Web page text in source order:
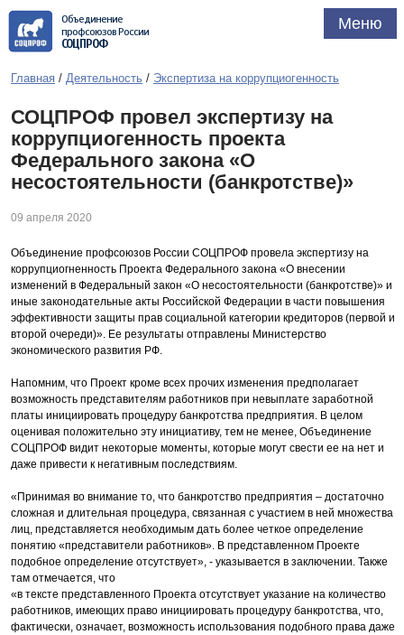
Меню
Объединение
профсоюзов России
СОЦПРОФ
Главная / Деятельность / Экспертиза на коррупциогенность
СОЦПРОФ провел экспертизу на
коррупциогенность проекта
Федерального закона «О
несостоятельности (банкротстве)»
09 апреля 2020
Объединение профсоюзов России СОЦПРОФ провела экспертизу на
коррупциогненность Проекта Федерального закона «О внесении
изменений в Федеральный закон «О несостоятельности (банкротстве)» и
иные законодательные акты Российской Федерации в части повышения
эффективности защиты прав социальной категории кредиторов (первой и
второй очереди)». Ее результаты отправлены Министерство
экономического развития РФ.
Напомним, что Проект кроме всех прочих изменения предполагает
возможность представителям работников при невыплате заработной
платы инициировать процедуру банкротства предприятия. В целом
оценивая положительно эту инициативу, тем не менее, Объединение
СОЦПРОФ видит некоторые моменты, которые могут свести ее на нет и
даже привести к негативным последствиям.
«Принимая во внимание то, что банкротство предприятия – достаточно
сложная и длительная процедура, связанная с участием в ней множества
лиц, представляется необходимым дать более четкое определение
понятию «представители работников». В представленном Проекте
подобное определение отсутствует», - указывается в заключении. Также
там отмечается, что
«в тексте представленного Проекта отсутствует указание на количество
работников, имеющих право инициировать процедуру банкротства, что,
фактически, означает, возможность использования подобного права даже